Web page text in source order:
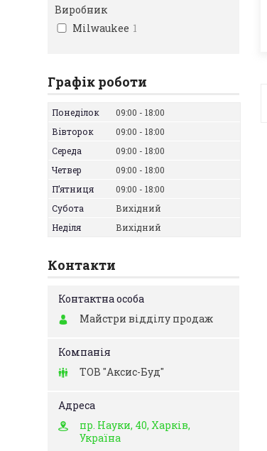
Виробник
Milwaukee 1
Графік роботи
Понеділок 09:00
18:00
Вівторок
09:00
18:00
Середа
09:00
18:00
Четвер
09:00
18:00
Пʼятниця
09:00
18:00
Субота
Вихідний
Неділя
Вихідний
Контакти
Майстри відділу продаж
ТОВ "Аксис-Буд"
пр. Науки, 40, Харків,
Україна